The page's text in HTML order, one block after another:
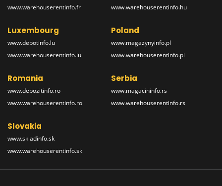
www.warehouserentinfo.fr
www.warehouserentinfo.hu
Luxembourg
www.depotinfo.lu
www.warehouserentinfo.lu
Poland
www.magazynyinfo.pl
www.warehouserentinfo.pl
Romania
www.depozitinfo.ro
www.warehouserentinfo.ro
Serbia
www.magacininfo.rs
www.warehouserentinfo.rs
Slovakia
www.skladinfo.sk
www.warehouserentinfo.sk